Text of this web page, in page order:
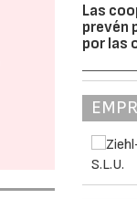
Las
prevén
por las